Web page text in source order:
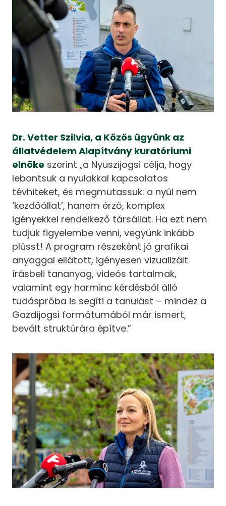
Dr. Vetter Szilvia, a Közös ügyünk az
állatvédelem Alapítvány kuratóriumi
elnöke szerint „a Nyuszijogsi célja, hogy
lebontsuk a nyulakkal kapcsolatos
tévhiteket, és megmutassuk: a nyúl nem
‘kezdőállat’, hanem érző, komplex
igényekkel rendelkező társállat. Ha ezt nem
tudjuk figyelembe venni, vegyünk inkább
plüsst! A program részeként jó grafikai
anyaggal ellátott, igényesen vizualizált
írásbeli tananyag, videós tartalmak,
valamint egy harminc kérdésből álló
tudáspróba is segíti a tanulást – mindez a
Gazdijogsi formátumából már ismert,
bevált struktúrára építve.”